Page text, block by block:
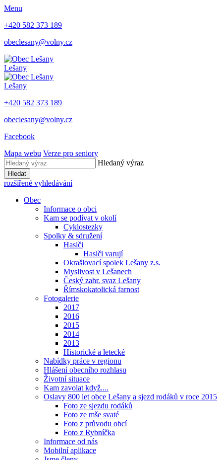
Menu
+420 582 373 189
obeclesany@volny.cz
Lešany
Lešany
+420 582 373 189
obeclesany@volny.cz
Facebook
Mapa webu Verze pro seniory
Hledaný výraz
Hledat
rozšířené vyhledávání
Obec
Informace o obci
Kam se podívat v okolí
Cyklostezky
Spolky & sdružení
Hasiči
Hasiči varují
Okrašlovací spolek Lešany z.s.
Myslivost v Lešanech
Český zahr. svaz Lešany
Římskokatolická farnost
Fotogalerie
2017
2016
2015
2014
2013
Historické a letecké
Nabídky práce v regionu
Hlášení obecního rozhlasu
Životní situace
Kam zavolat když....
Oslavy 800 let obce Lešany a sjezd rodáků v roce 2015
Foto ze sjezdu rodáků
Foto ze mše svaté
Foto z průvodu obcí
Foto z Rybníčka
Informace od nás
Mobilní aplikace